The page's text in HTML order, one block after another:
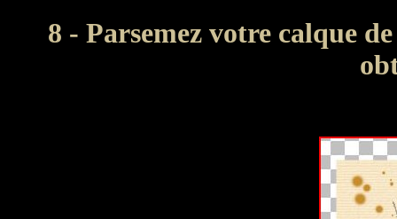
8 - Parsemez votre calque